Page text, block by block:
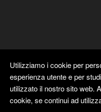
Utilizziamo i cookie per
esperienza utente e per
utilizzato il nostro sito web.
cookie, se continui ad